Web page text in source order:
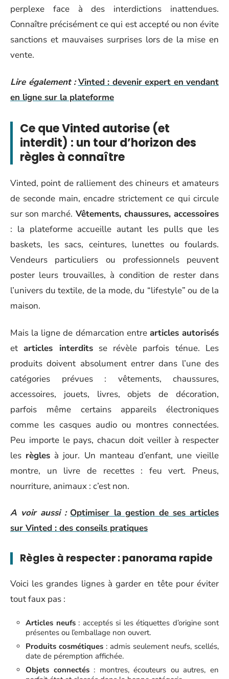
perplexe face à des interdictions inattendues.
Connaître précisément ce qui est accepté ou non évite
sanctions et mauvaises surprises lors de la mise en
vente.
Lire également : Vinted : devenir expert en vendant
en ligne sur la plateforme
Ce que Vinted autorise (et
interdit) : un tour d’horizon des
règles à connaître
Vinted, point de ralliement des chineurs et amateurs
de seconde main, encadre strictement ce qui circule
sur son marché. Vêtements, chaussures, accessoires
: la plateforme accueille autant les pulls que les
baskets, les sacs, ceintures, lunettes ou foulards.
Vendeurs particuliers ou professionnels peuvent
poster leurs trouvailles, à condition de rester dans
l’univers du textile, de la mode, du “lifestyle” ou de la
maison.
Mais la ligne de démarcation entre articles autorisés
etarticles interditsse révèle parfois ténue. Les
produits doivent absolument entrer dans l’une des
catégories prévues : vêtements, chaussures,
accessoires, jouets, livres, objets de décoration,
parfois même certains appareils électroniques
comme les casques audio ou montres connectées.
Peu importe le pays, chacun doit veiller à respecter
les règles à jour. Un manteau d’enfant, une vieille
montre, un livre de recettes : feu vert. Pneus,
nourriture, animaux : c’est non.
A voir aussi : Optimiser la gestion de ses articles
sur Vinted : des conseils pratiques
Règles à respecter : panorama rapide
Voici les grandes lignes à garder en tête pour éviter
tout faux pas :
Articles neufs: acceptés si les étiquettes d’origine sont
présentes ou l’emballage non ouvert.
Produits cosmétiques : admis seulement neufs, scellés,
date de péremption affichée.
Objets connectés: montres, écouteurs ou autres, en